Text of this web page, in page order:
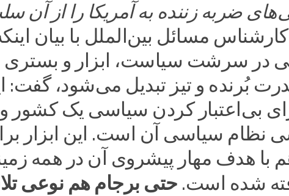
ضربه زننده به آمریکا را از آن
کارشناس مسائل بین‌الملل با بیان
در سرشت سیاست، ابزار و
بُرنده و تیز تبدیل می‌شود، گفت:
بی‌اعتبار کردن سیاسی یک کشور و
نظام سیاسی آن است. این ابزار
با هدف مهار پیشروی آن در همه
شده است. حتی برجام هم نوعی